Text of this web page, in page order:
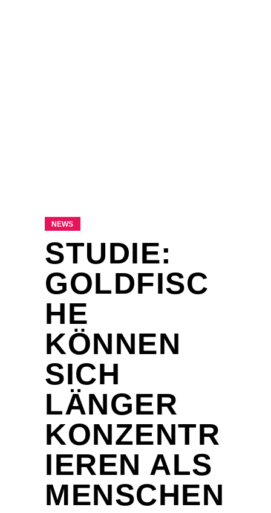
NEWS
STUDIE:
GOLDFISC
HE
KÖNNEN
SICH
LÄNGER
KONZENTR
IEREN ALS
MENSCHEN